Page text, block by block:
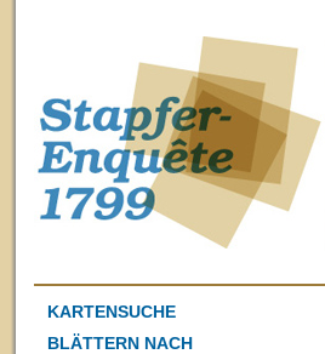
KARTENSUCHE
BLÄTTERN NACH